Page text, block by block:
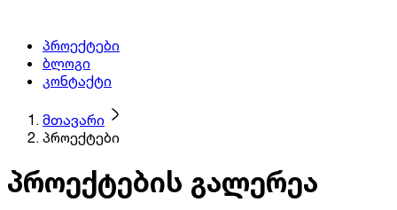
პროექტები
ბლოგი
კონტაქტი
მთავარი
პროექტები
პროექტების გალერეა